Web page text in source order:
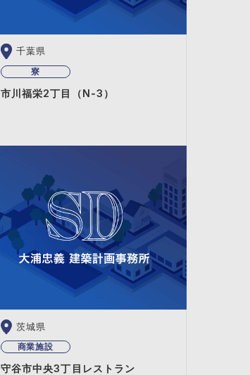
千葉県
寮
市川福栄2丁目（N‐3）
茨城県
商業施設
守谷市中央3丁目レストラン